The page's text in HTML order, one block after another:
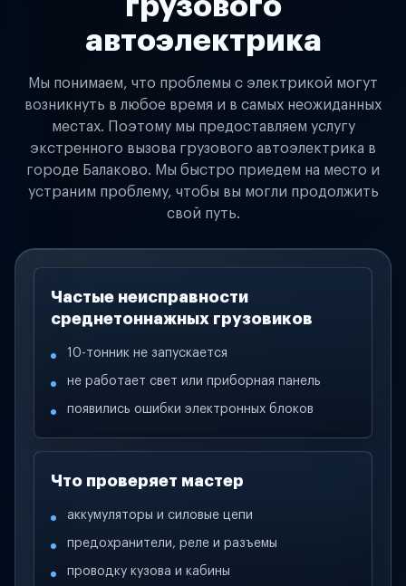
грузового
автоэлектрика
Мы понимаем, что проблемы с электрикой могут
возникнуть в любое время и в самых неожиданных
местах. Поэтому мы предоставляем услугу
экстренного вызова грузового автоэлектрика в
городе Балаково. Мы быстро приедем на место и
устраним проблему, чтобы вы могли продолжить
свой путь.
Частые неисправности
среднетоннажных грузовиков
10-тонник не запускается
не работает свет или приборная панель
появились ошибки электронных блоков
Что проверяет мастер
аккумуляторы и силовые цепи
предохранители, реле и разъемы
проводку кузова и кабины